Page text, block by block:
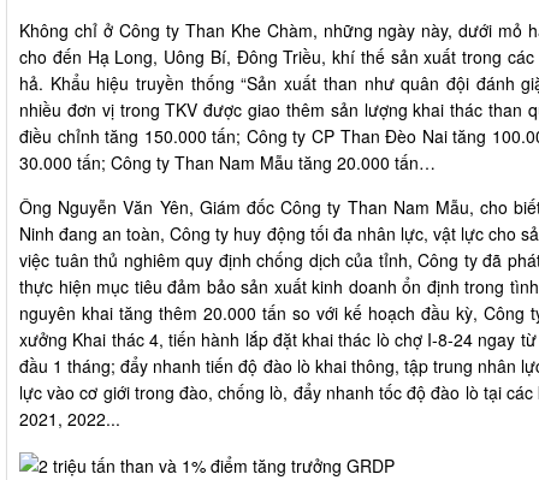
Không chỉ ở Công ty Than Khe Chàm, những ngày này, dưới mỏ
cho đến Hạ Long, Uông Bí, Đông Triều, khí thế sản xuất trong
hả. Khẩu hiệu truyền thống “Sản xuất than như quân đội đánh
nhiều đơn vị trong TKV được giao thêm sản lượng khai thác than
điều chỉnh tăng 150.000 tấn; Công ty CP Than Đèo Nai tăng
30.000 tấn; Công ty Than Nam Mẫu tăng 20.000 tấn…
Ông Nguyễn Văn Yên, Giám đốc Công ty Than Nam Mẫu, cho
Ninh đang an toàn, Công ty huy động tối đa nhân lực, vật lực cho
việc tuân thủ nghiêm quy định chống dịch của tỉnh, Công ty đã
thực hiện mục tiêu đảm bảo sản xuất kinh doanh ổn định trong
nguyên khai tăng thêm 20.000 tấn so với kế hoạch đầu kỳ, Công
xưởng Khai thác 4, tiến hành lắp đặt khai thác lò chợ I-8-24 ngay
đầu 1 tháng; đẩy nhanh tiến độ đào lò khai thông, tập trung nhân
lực vào cơ giới trong đào, chống lò, đẩy nhanh tốc độ đào lò tại
2021, 2022...